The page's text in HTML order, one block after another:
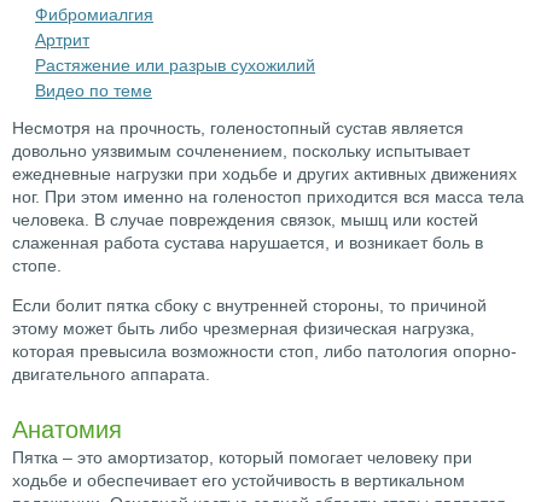
Фибромиалгия
Артрит
Растяжение или разрыв сухожилий
Видео по теме
Несмотря на прочность, голеностопный сустав является
довольно уязвимым сочленением, поскольку испытывает
ежедневные нагрузки при ходьбе и других активных движениях
ног. При этом именно на голеностоп приходится вся масса тела
человека. В случае повреждения связок, мышц или костей
слаженная работа сустава нарушается, и возникает боль в
стопе.
Если болит пятка сбоку с внутренней стороны, то причиной
этому может быть либо чрезмерная физическая нагрузка,
которая превысила возможности стоп, либо патология опорно-
двигательного аппарата.
Анатомия
Пятка – это амортизатор, который помогает человеку при
ходьбе и обеспечивает его устойчивость в вертикальном